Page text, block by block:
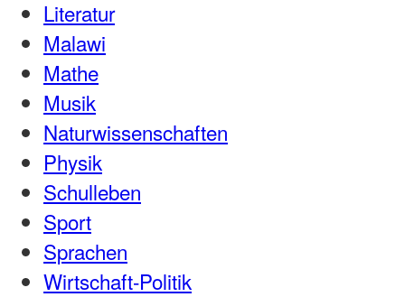
Literatur
Malawi
Mathe
Musik
Naturwissenschaften
Physik
Schulleben
Sport
Sprachen
Wirtschaft-Politik